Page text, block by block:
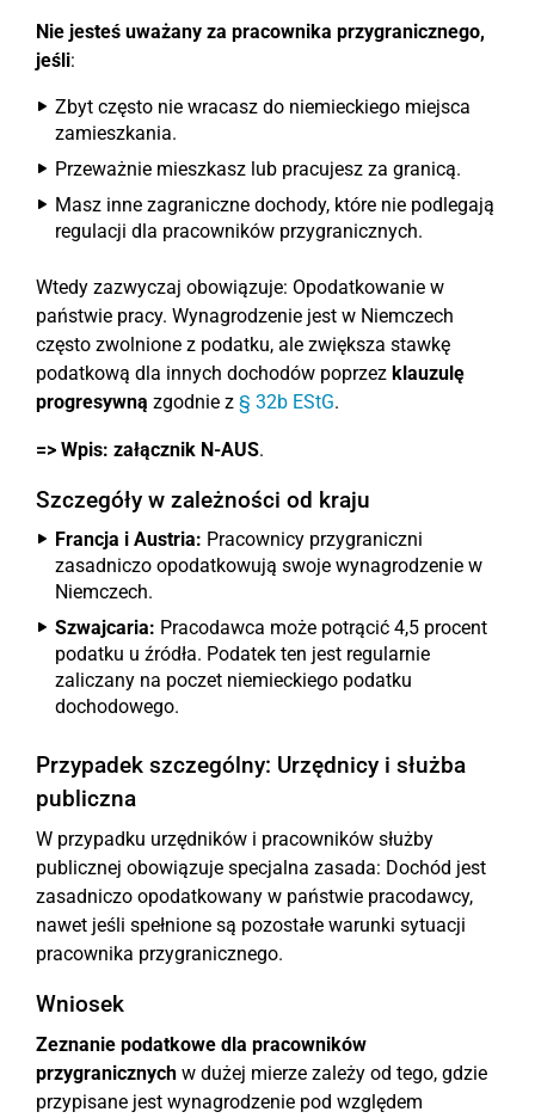
Nie jesteś uważany za pracownika przygranicznego,
jeśli:
Zbyt często nie wracasz do niemieckiego miejsca
zamieszkania.
Przeważnie mieszkasz lub pracujesz za granicą.
Masz inne zagraniczne dochody, które nie podlegają
regulacji dla pracowników przygranicznych.
Wtedy zazwyczaj obowiązuje: Opodatkowanie w
państwie pracy. Wynagrodzenie jest w Niemczech
często zwolnione z podatku, ale zwiększa stawkę
podatkową dla innych dochodów poprzez klauzulę
progresywną zgodnie z § 32b EStG.
=> Wpis: załącznik N-AUS.
Szczegóły w zależności od kraju
Francja i Austria: Pracownicy przygraniczni
zasadniczo opodatkowują swoje wynagrodzenie w
Niemczech.
Szwajcaria: Pracodawca może potrącić 4,5 procent
podatku u źródła. Podatek ten jest regularnie
zaliczany na poczet niemieckiego podatku
dochodowego.
Przypadek szczególny: Urzędnicy i służba
publiczna
W przypadku urzędników i pracowników służby
publicznej obowiązuje specjalna zasada: Dochód jest
zasadniczo opodatkowany w państwie pracodawcy,
nawet jeśli spełnione są pozostałe warunki sytuacji
pracownika przygranicznego.
Wniosek
Zeznanie podatkowe dla pracowników
przygranicznych w dużej mierze zależy od tego, gdzie
przypisane jest wynagrodzenie pod względem